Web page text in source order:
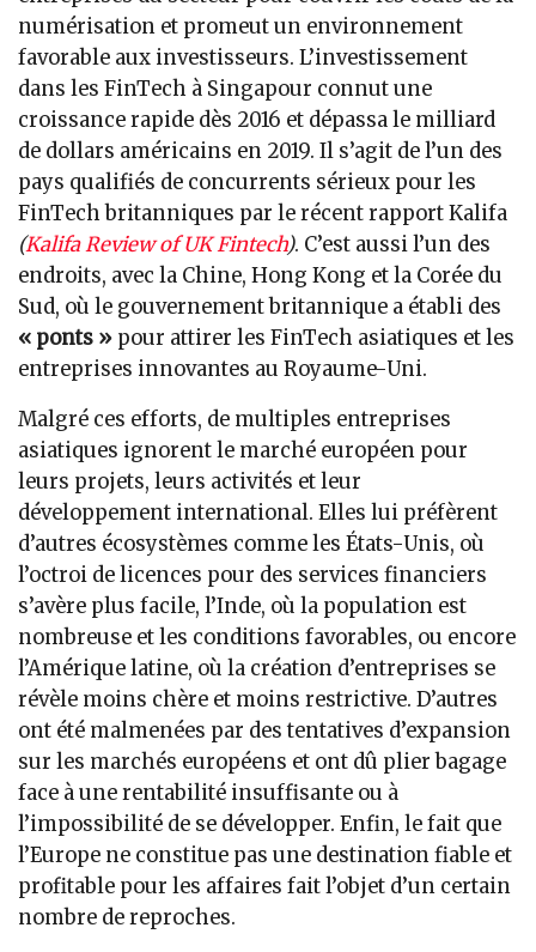
numérisation et promeut un environnement
favorable aux investisseurs. L’investissement
dans les FinTech à Singapour connut une
croissance rapide dès 2016 et dépassa le milliard
de dollars américains en 2019. Il s’agit de l’un des
pays qualifiés de concurrents sérieux pour les
FinTech britanniques par le récent rapport Kalifa
(Kalifa Review of UK Fintech). C’est aussi l’un des
endroits, avec la Chine, Hong Kong et la Corée du
Sud, où le gouvernement britannique a établi des
« ponts » pour attirer les FinTech asiatiques et les
entreprises innovantes au Royaume-Uni.
Malgré ces efforts, de multiples entreprises
asiatiques ignorent le marché européen pour
leurs projets, leurs activités et leur
développement international. Elles lui préfèrent
d’autres écosystèmes comme les États-Unis, où
l’octroi de licences pour des services financiers
s’avère plus facile, l’Inde, où la population est
nombreuse et les conditions favorables, ou encore
l’Amérique latine, où la création d’entreprises se
révèle moins chère et moins restrictive. D’autres
ont été malmenées par des tentatives d’expansion
sur les marchés européens et ont dû plier bagage
face à une rentabilité insuffisante ou à
l’impossibilité de se développer. Enfin, le fait que
l’Europe ne constitue pas une destination fiable et
profitable pour les affaires fait l’objet d’un certain
nombre de reproches.